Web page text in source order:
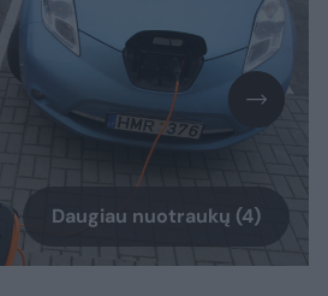
Daugiau nuotraukų (4)